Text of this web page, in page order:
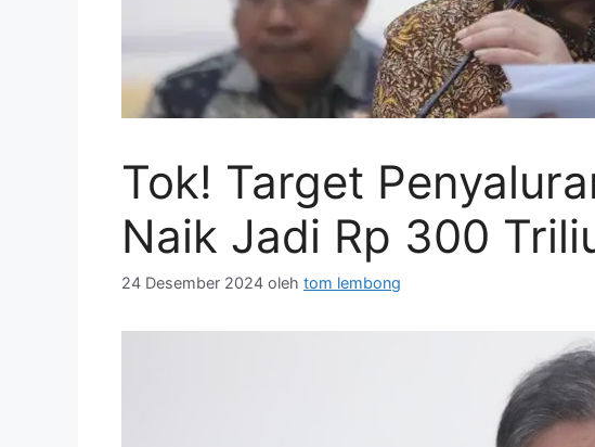
Tok! Target
Naik Jadi Rp 300
24 Desember 2024 oleh tom lembong